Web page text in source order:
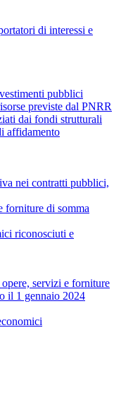
di interessi e
pubblici
previste dal PNRR
dai fondi strutturali
affidamento
nei contratti pubblici,
di somma
riconosciuti e
servizi e forniture
il 1 gennaio 2024